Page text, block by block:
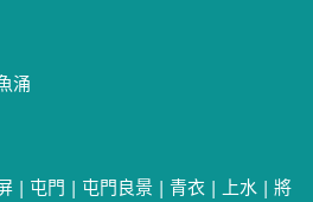
涌
| 屯門 | 屯門良景 | 青衣 | 上水 | 將